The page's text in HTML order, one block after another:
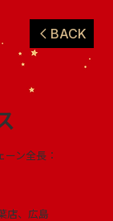
BACK
ン全長：
店、広島